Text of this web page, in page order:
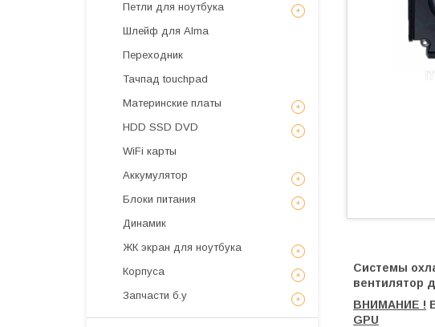
Системы
вентилятор
ВНИМАНИЕ !
GPU
Петли для ноутбука
Шлейф для Alma
Переходник
Тачпад touchpad
Материнские платы
HDD SSD DVD
WiFi карты
Аккумулятор
Блоки питания
Динамик
ЖК экран для ноутбука
Корпуса
Запчасти б.у